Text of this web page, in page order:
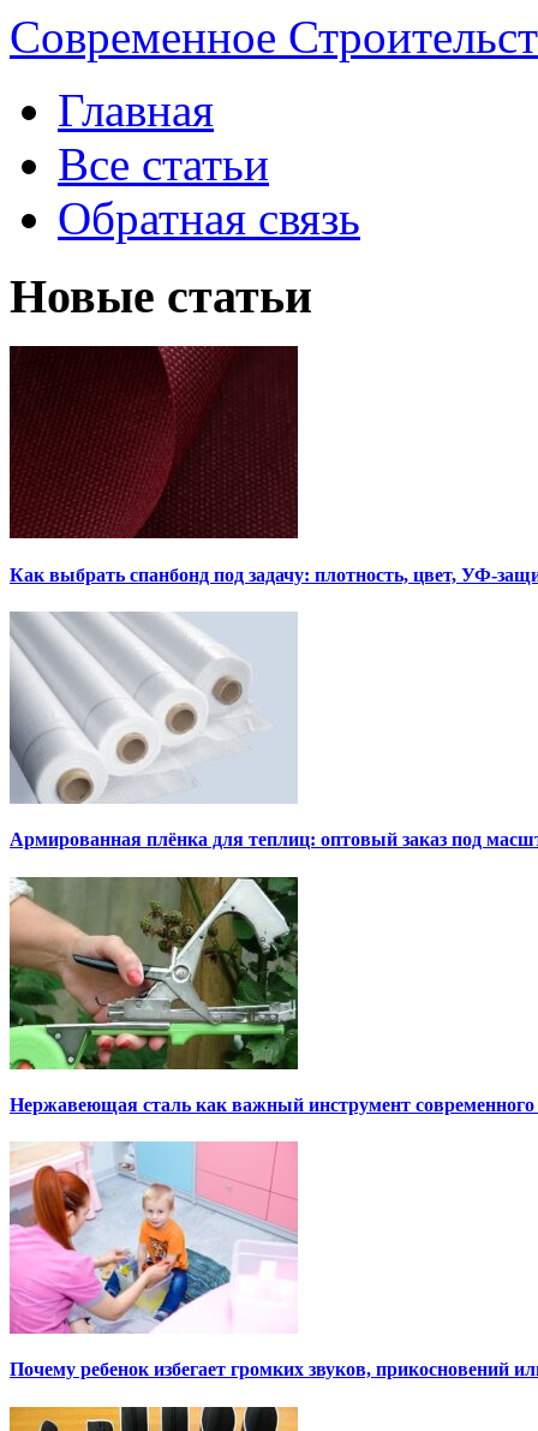
Современное
Главная
Все статьи
Обратная связь
Новые статьи
Как выбрать спанбонд под задачу: плотность, цвет, УФ-
Армированная плёнка для теплиц: оптовый заказ под
Нержавеющая сталь как важный инструмент
Почему ребенок избегает громких звуков, прикосновений